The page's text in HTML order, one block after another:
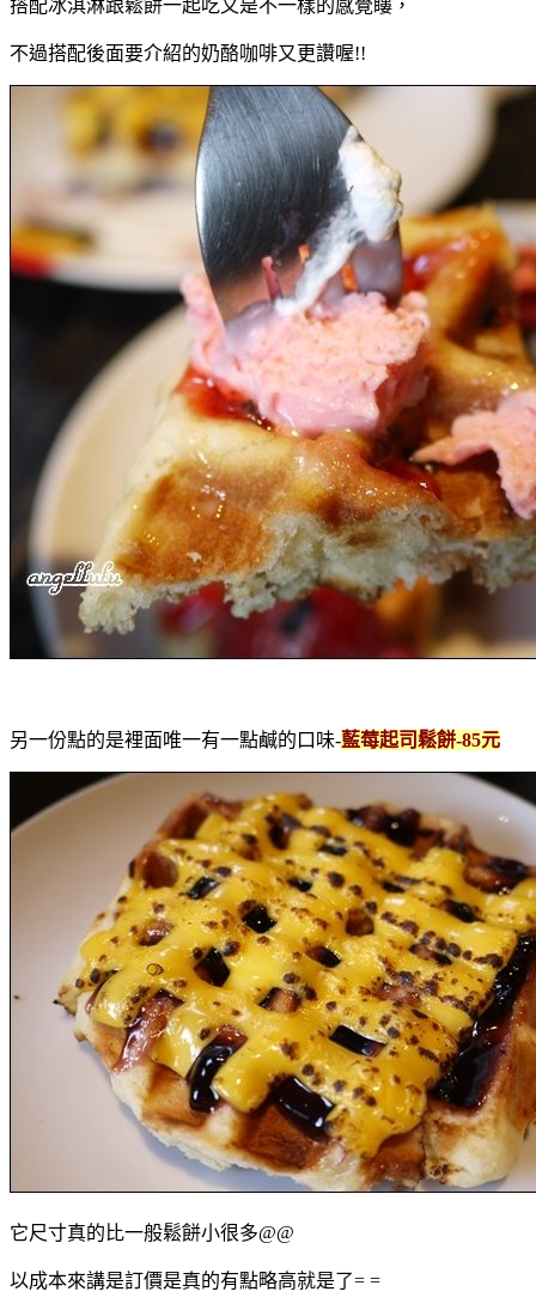
搭配冰淇淋跟鬆餅一起吃又是不一樣的感覺瞜，
不過搭配後面要介紹的奶酪咖啡又更讚喔!!
另一份點的是裡面唯一有一點鹹的口味-藍莓起司鬆餅-85元
它尺寸真的比一般鬆餅小很多@@
以成本來講是訂價是真的有點略高就是了= =